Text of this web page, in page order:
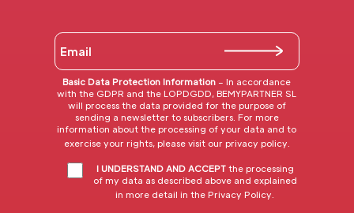
Basic Data Protection Information – In accordance
with the GDPR and the LOPDGDD, BEMYPARTNER SL
will process the data provided for the purpose of
sending a newsletter to subscribers. For more
information about the processing of your data and to
exercise your rights, please visit our privacy policy
I UNDERSTAND AND ACCEPT the processing
of my data as described above and explained
in more detail in the Privacy Policy